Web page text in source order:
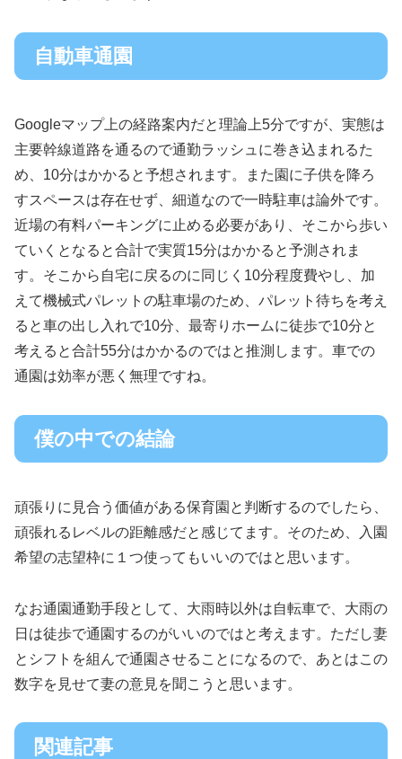
自動車通園
Googleマップ上の経路案内だと理論上5分ですが、実態は
主要幹線道路を通るので通勤ラッシュに巻き込まれるた
め、10分はかかると予想されます。また園に子供を降ろ
すスペースは存在せず、細道なので一時駐車は論外です。
近場の有料パーキングに止める必要があり、そこから歩い
ていくとなると合計で実質15分はかかると予測されま
す。そこから自宅に戻るのに同じく10分程度費やし、加
えて機械式パレットの駐車場のため、パレット待ちを考え
ると車の出し入れで10分、最寄りホームに徒歩で10分と
考えると合計55分はかかるのではと推測します。車での
通園は効率が悪く無理ですね。
僕の中での結論
頑張りに見合う価値がある保育園と判断するのでしたら、
頑張れるレベルの距離感だと感じてます。そのため、入園
希望の志望枠に１つ使ってもいいのではと思います。
なお通園通勤手段として、大雨時以外は自転車で、大雨の
日は徒歩で通園するのがいいのではと考えます。ただし妻
とシフトを組んで通園させることになるので、あとはこの
数字を見せて妻の意見を聞こうと思います。
関連記事